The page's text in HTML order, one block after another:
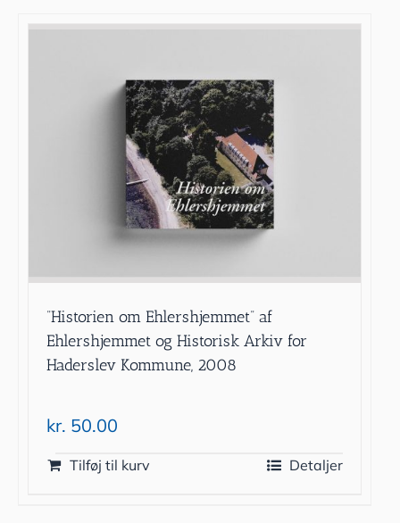
”Historien om Ehlershjemmet” af
Ehlershjemmet og Historisk Arkiv for
Haderslev Kommune, 2008
kr. 50.00
Tilføj til kurv Detaljer